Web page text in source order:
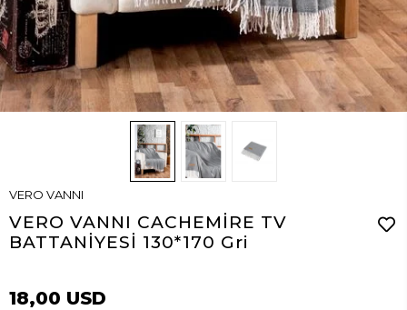
VERO VANNI
VERO VANNI CACHEMİRE TV
BATTANİYESİ 130*170 Gri
18,00 USD